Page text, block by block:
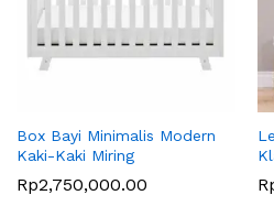
Box Bayi Minimalis Modern
Kaki-Kaki Miring
Rp2,750,000.00